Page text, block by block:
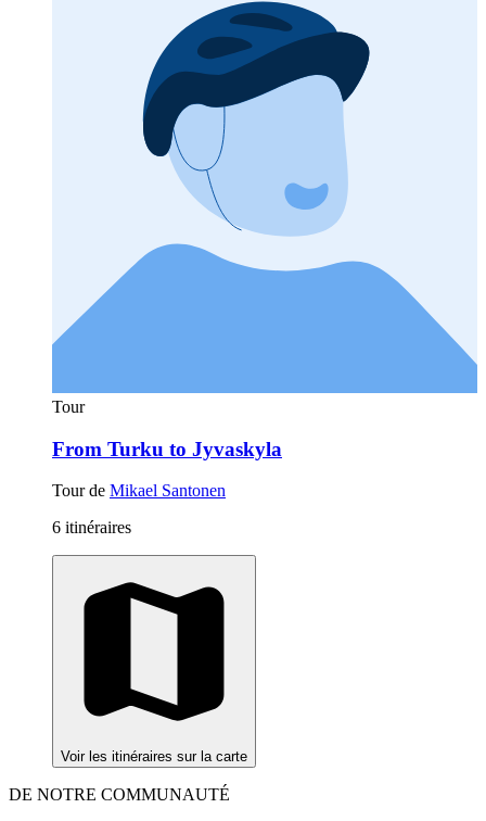
Tour
From Turku to Jyvaskyla
Tour de Mikael Santonen
6 itinéraires
Voir les itinéraires sur la carte
DE NOTRE COMMUNAUTÉ